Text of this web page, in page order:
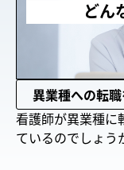
どん
異業種への転
看護師が異業種に
ているのでしょう